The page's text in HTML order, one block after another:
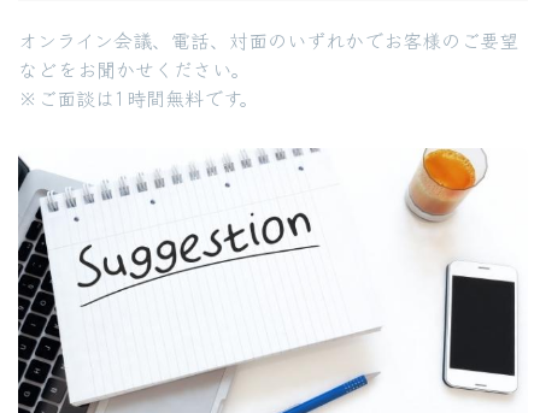
オンライン会議、電話、対面のいずれかでお客様のご要望
などをお聞かせください。
※ご面談は1時間無料です。